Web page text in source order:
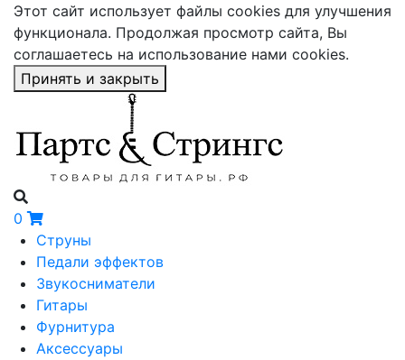
Этот сайт использует файлы cookies для улучшения
функционала. Продолжая просмотр сайта, Вы
соглашаетесь на использование нами cookies.
Принять и закрыть
0
Струны
Педали эффектов
Звукосниматели
Гитары
Фурнитура
Аксессуары